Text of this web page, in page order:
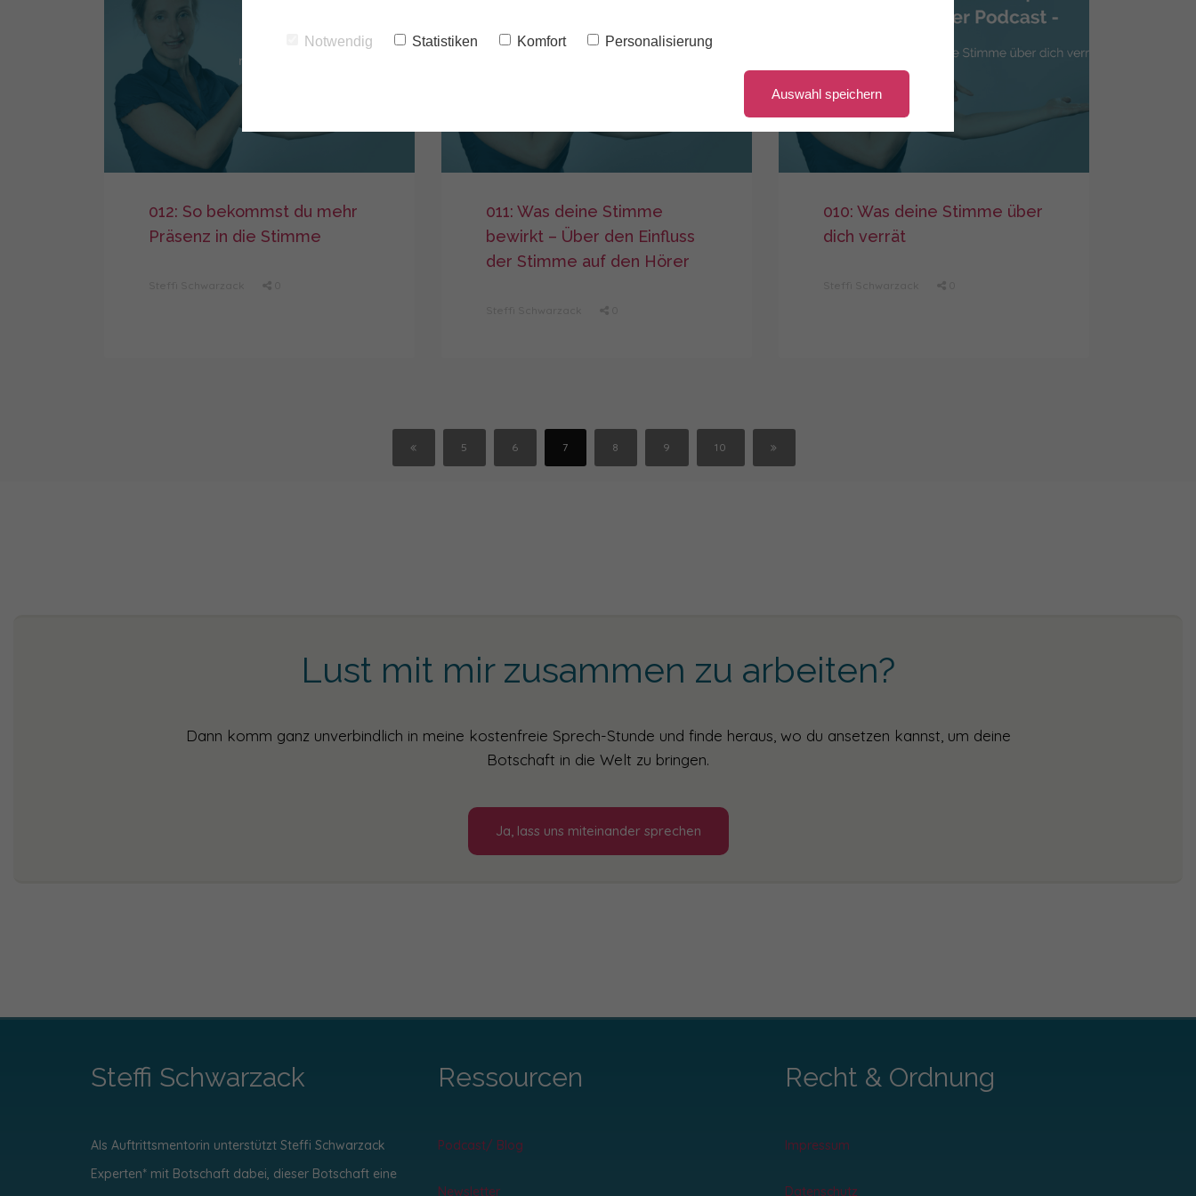
012: So bekommst du mehr
Präsenz in die Stimme
011: Was deine Stimme
bewirkt – Über den Einfluss
der Stimme auf den Hörer
010: Was deine Stimme über
dich verrät
5 6 7 8 9 10
Lust mit mir zusammen zu arbeiten?
Dann komm ganz unverbindlich in meine kostenfreie Sprech-Stunde und finde heraus, wo du ansetzen kannst, um deine
Botschaft in die Welt zu bringen.
Ja, lass uns miteinander sprechen
Steffi Schwarzack
Als Auftrittsmentorin unterstützt Steffi Schwarzack
Experten* mit Botschaft dabei, dieser Botschaft eine
Ressourcen
Podcast/ Blog
Newsletter
Recht & Ordnung
Impressum
Datenschutz
Notwendig Statistiken Komfort Personalisierung
Auswahl speichern